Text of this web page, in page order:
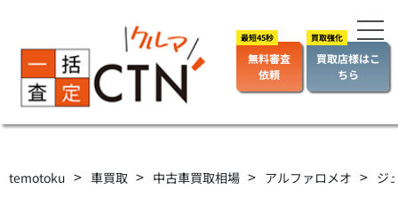
無料審査
依頼
買取店様はこ
ちら
temotoku > 車買取 > 中古車買取相場 > アルファロメオ > ジ